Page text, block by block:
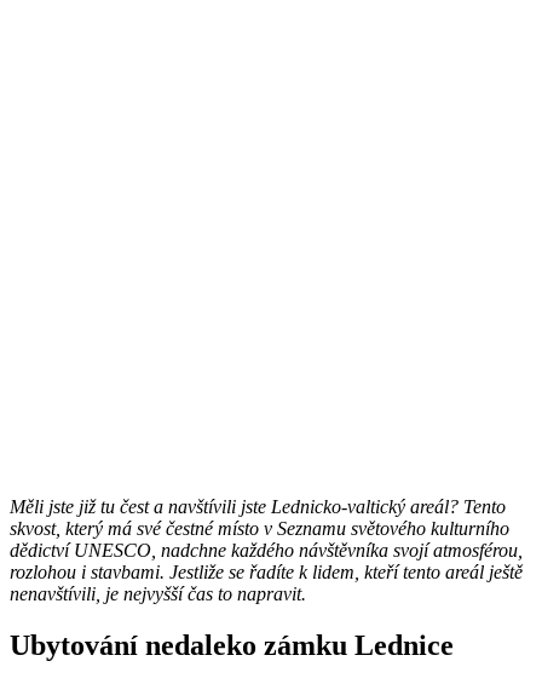
Měli jste již tu čest a navštívili jste Lednicko-valtický areál? Tento
skvost, který má své čestné místo v Seznamu světového kulturního
dědictví UNESCO, nadchne každého návštěvníka svojí atmosférou,
rozlohou i stavbami. Jestliže se řadíte k lidem, kteří tento areál ještě
nenavštívili, je nejvyšší čas to napravit.
Ubytování nedaleko zámku Lednice